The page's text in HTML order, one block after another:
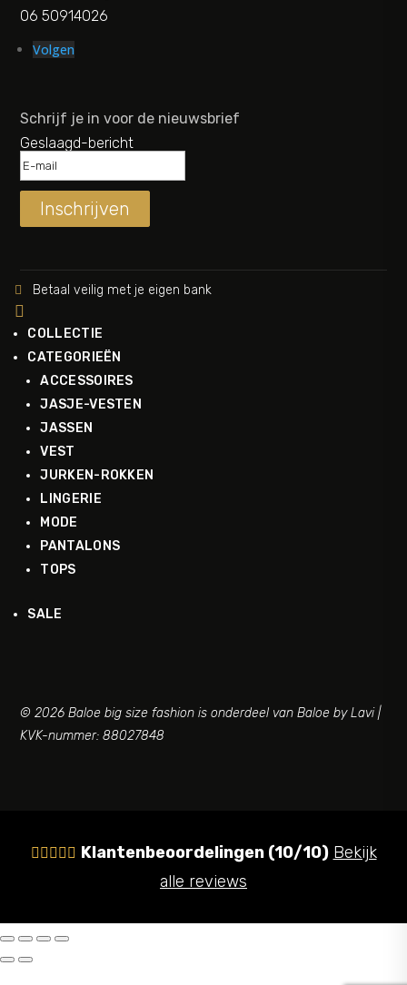
06 50914026
Volgen
Schrijf je in voor de nieuwsbrief
Geslaagd-bericht
Inschrijven
 Betaal veilig met je eigen bank

COLLECTIE
CATEGORIEËN
ACCESSOIRES
JASJE-VESTEN
JASSEN
VEST
JURKEN-ROKKEN
LINGERIE
MODE
PANTALONS
TOPS
SALE
© 2026 Baloe big size fashion is onderdeel van Baloe by Lavi |
KVK-nummer: 88027848
     Klantenbeoordelingen (10/10) Bekijk
alle reviews